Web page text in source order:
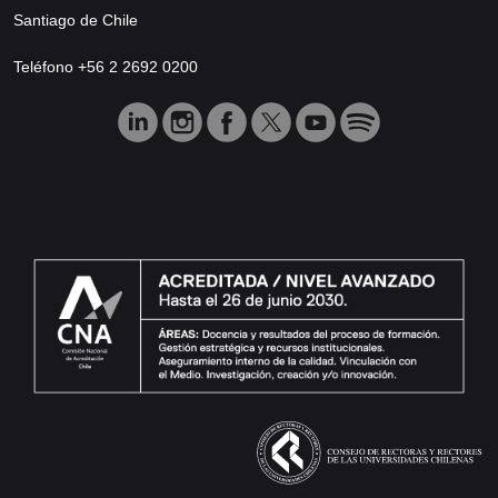
Santiago de Chile
Teléfono +56 2 2692 0200